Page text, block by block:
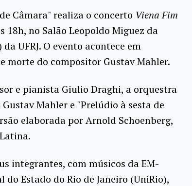
Câmara" realiza o concerto Viena Fim
18h, no Salão Leopoldo Miguez da
UFRJ. O evento acontece em
morte do compositor Gustav Mahler.
e pianista Giulio Draghi, a orquestra
Mahler e "Prelúdio à sesta de
elaborada por Arnold Schoenberg,
integrantes, com músicos da EM-
do Estado do Rio de Janeiro (UniRio),